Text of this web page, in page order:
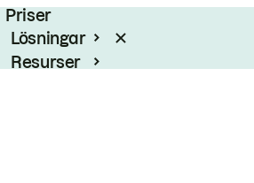
Priser
Lösningar
Resurser